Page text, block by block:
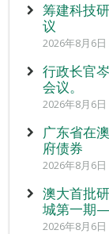
筹建科技
议
2026年8月6日
行政长官
会议。
2026年8月6日
广东省在
府债券
2026年8月6日
澳大首批
城第一期
2026年8月6日